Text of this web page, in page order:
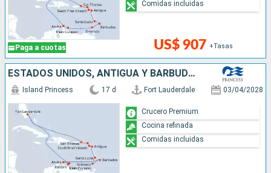
Paga a cuotas US$ 907 +Tasas
Comidas incluidas
ESTADOS UNIDOS, ANTIGUA Y BARBUDA, SAN MARTÍN, ARUBA, BARBADOS, GRENADA, SANTA LUCIA
Island Princess 17 d Fort Lauderdale 03/04/2028
Crucero Premium
Cocina refinada
Comidas incluidas